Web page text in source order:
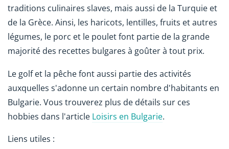
traditions culinaires slaves, mais aussi de la Turquie et
de la Grèce. Ainsi, les haricots, lentilles, fruits et autres
légumes, le porc et le poulet font partie de la grande
majorité des recettes bulgares à goûter à tout prix.
Le golf et la pêche font aussi partie des activités
auxquelles s'adonne un certain nombre d'habitants en
Bulgarie. Vous trouverez plus de détails sur ces
hobbies dans l'article Loisirs en Bulgarie.
Liens utiles :